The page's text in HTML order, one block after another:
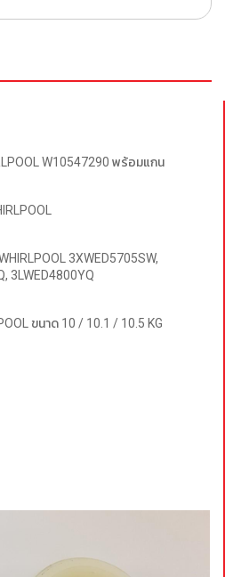
W10547290 พร้อมแกน
3XWED5705SW,
3LWED4800YQ
ขนาด 10 / 10.1 / 10.5 KG